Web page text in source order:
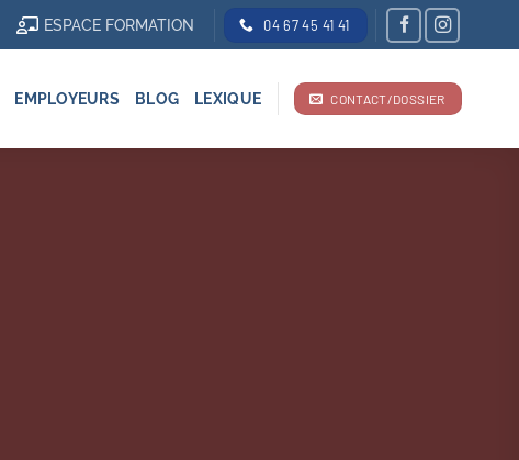
ESPACE FORMATION 04 67 45 41 41
EMPLOYEURS BLOG LEXIQUE CONTACT/DOSSIER